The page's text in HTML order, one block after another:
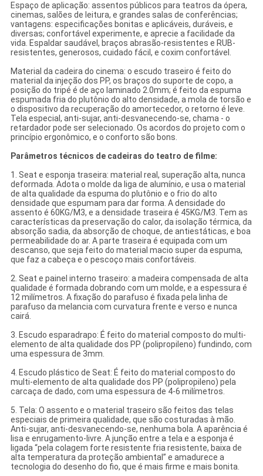
Espaço de aplicação: assentos públicos para teatros da ópera,
cinemas, salões de leitura, e grandes salas de conferências;
vantagens: especificações bonitas e aplicáveis, duráveis, e
diversas; confortável experimente, e aprecie a facilidade da
vida. Espaldar saudável, braços abrasão-resistentes e RUB-
resistentes, generosos, cuidado fácil, e coxim confortável.
Material da cadeira do cinema: o escudo traseiro é feito do
material da injeção dos PP, os braços do suporte de copo, a
posição do tripé é de aço laminado 2.0mm; é feito da espuma
espumada fria do plutônio do alto densidade, a mola de torsão e
o dispositivo da recuperação do amortecedor, o retorno é leve.
Tela especial, anti-sujar, anti-desvanecendo-se, chama - o
retardador pode ser selecionado. Os acordos do projeto com o
princípio ergonômico, e o conforto são bons.
Parâmetros técnicos de cadeiras do teatro de filme:
1. Seat e esponja traseira: material real, superação alta, nunca
deformada. Adota o molde da liga de alumínio, e usa o material
de alta qualidade da espuma do plutônio e o frio do alto
densidade que espumam para dar forma. A densidade do
assento é 60KG/M3, e a densidade traseira é 45KG/M3. Tem as
características da preservação do calor, da isolação térmica, da
absorção sadia, da absorção de choque, de antiestáticas, e boa
permeabilidade do ar. A parte traseira é equipada com um
descanso, que seja feito do material macio super da espuma,
que faz a cabeça e o pescoço mais confortáveis.
2. Seat e painel interno traseiro: a madeira compensada de alta
qualidade é formada dobrando com um molde, e a espessura é
12 milímetros. A fixação do parafuso é fixada pela linha de
parafuso da melancia com curvatura frente e verso e nunca
cairá.
3. Escudo esparadrapo: É feito do material composto do multi-
elemento de alta qualidade dos PP (polipropileno) fundindo, com
uma espessura de 3mm.
4. Escudo plástico de Seat: É feito do material composto do
multi-elemento de alta qualidade dos PP (polipropileno) pela
carcaça de dado, com uma espessura de 4-6 milímetros.
5. Tela: O assento e o material traseiro são feitos das telas
especiais de primeira qualidade, que são costuradas à mão.
Anti-sujar, anti-desvanecendo-se, nenhuma bola. A aparência é
lisa e enrugamento-livre. A junção entre a tela e a esponja é
ligada “pela colagem forte resistente fria resistente, baixa de
alta temperatura da proteção ambiental” e amadurece a
tecnologia do desenho do fio, que é mais firme e mais bonita.